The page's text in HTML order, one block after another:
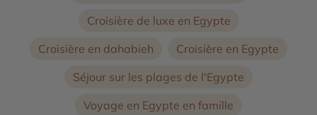
Croisière de luxe en Egypte
Croisière en dahabieh
Croisière en Egypte
Séjour sur les plages de l'Egypte
Voyage en Egypte en famille